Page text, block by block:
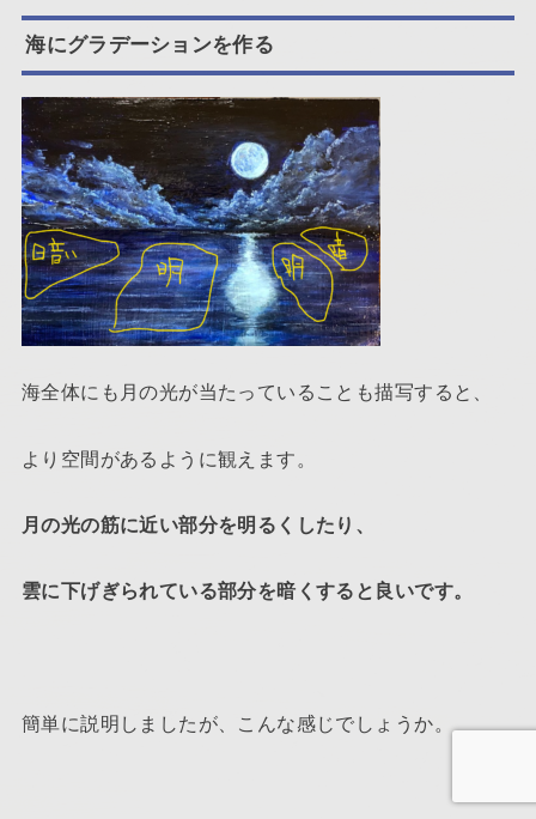
海にグラデーションを作る
海全体にも月の光が当たっていることも描写すると、
より空間があるように観えます。
月の光の筋に近い部分を明るくしたり、
雲に下げぎられている部分を暗くすると良いです。
簡単に説明しましたが、こんな感じでしょうか。